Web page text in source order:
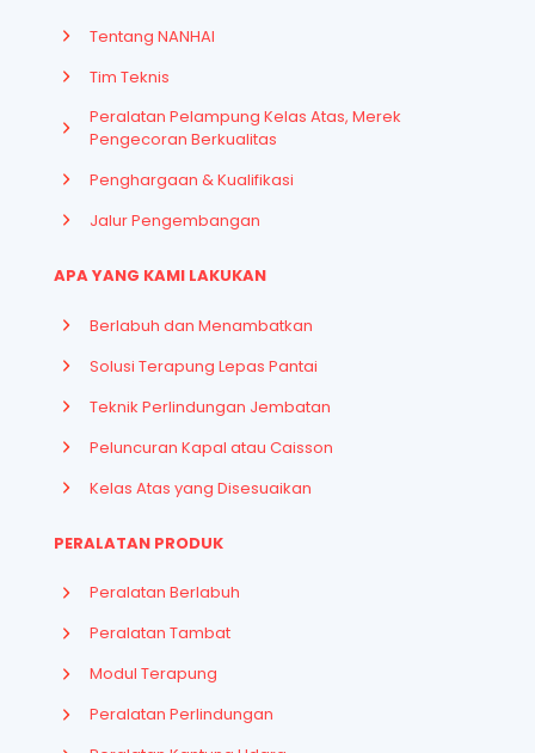
Tentang NANHAI
Tim Teknis
Peralatan Pelampung Kelas Atas, Merek
Pengecoran Berkualitas
Penghargaan & Kualifikasi
Jalur Pengembangan
APA YANG KAMI LAKUKAN
Berlabuh dan Menambatkan
Solusi Terapung Lepas Pantai
Teknik Perlindungan Jembatan
Peluncuran Kapal atau Caisson
Kelas Atas yang Disesuaikan
PERALATAN PRODUK
Peralatan Berlabuh
Peralatan Tambat
Modul Terapung
Peralatan Perlindungan